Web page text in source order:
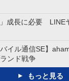
成長に必要 LINE
バイル通信SE】
ンド戦争
もっと見る